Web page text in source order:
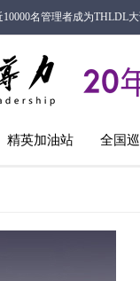
名管理者成为THLDL
精英加油站 全国